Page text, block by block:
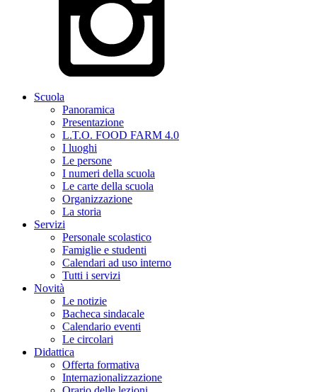
Scuola
Panoramica
Presentazione
L.T.O. FOOD FARM 4.0
I luoghi
Le persone
I numeri della scuola
Le carte della scuola
Organizzazione
La storia
Servizi
Personale scolastico
Famiglie e studenti
Calendari ad uso interno
Tutti i servizi
Novità
Le notizie
Bacheca sindacale
Calendario eventi
Le circolari
Didattica
Offerta formativa
Internazionalizzazione